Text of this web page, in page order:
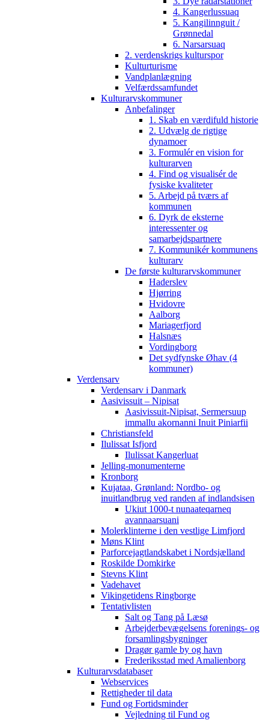
4. Kangerlussuaq
5. Kangilinnguit /
Grønnedal
6. Narsarsuaq
2. verdenskrigs kulturspor
Kulturturisme
Vandplanlægning
Velfærdssamfundet
Kulturarvskommuner
Anbefalinger
1. Skab en værdifuld historie
2. Udvælg de rigtige
dynamoer
3. Formulér en vision for
kulturarven
4. Find og visualisér de
fysiske kvaliteter
5. Arbejd på tværs af
kommunen
6. Dyrk de eksterne
interessenter og
samarbejdspartnere
7. Kommunikér kommunens
kulturarv
De første kulturarvskommuner
Haderslev
Hjørring
Hvidovre
Aalborg
Mariagerfjord
Halsnæs
Vordingborg
Det sydfynske Øhav (4
kommuner)
Verdensarv
Verdensarv i Danmark
Aasivissuit – Nipisat
Aasivissuit-Nipisat, Sermersuup
immallu akornanni Inuit Piniarfii
Christiansfeld
Ilulissat Isfjord
Ilulissat Kangerluat
Jelling-monumenterne
Kronborg
Kujataa, Grønland: Nordbo- og
inuitlandbrug ved randen af indlandsisen
Ukiut 1000-t nunaateqarneq
avannaarsuani
Molerklinterne i den vestlige Limfjord
Møns Klint
Parforcejagtlandskabet i Nordsjælland
Roskilde Domkirke
Stevns Klint
Vadehavet
Vikingetidens Ringborge
Tentativlisten
Salt og Tang på Læsø
Arbejderbevægelsens forenings- og
forsamlingsbygninger
Dragør gamle by og havn
Frederiksstad med Amalienborg
Kulturarvsdatabaser
Webservices
Rettigheder til data
Fund og Fortidsminder
Vejledning til Fund og